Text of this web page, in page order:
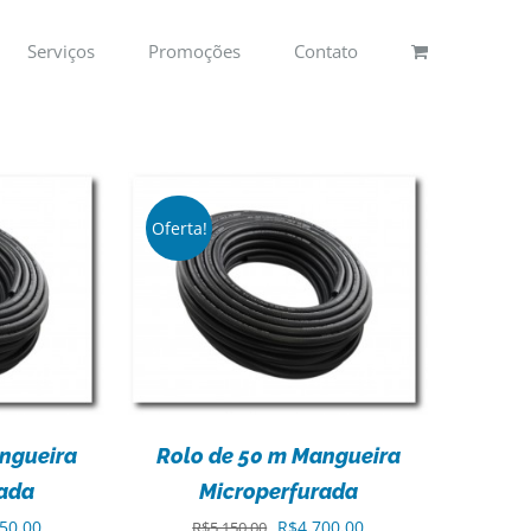
Serviços Promoções Contato
O
Oferta!
Rolo de 50 m Mangueira
Microperfurada
O
R$4.700,00O